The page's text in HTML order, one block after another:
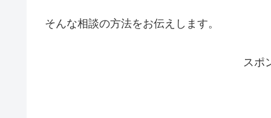
そんな相談の方法をお伝えします。
スポ